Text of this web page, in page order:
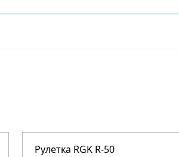
Рулетка RGK R-50